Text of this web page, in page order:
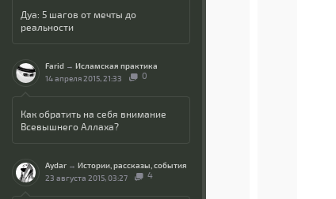
Дуа: 5 шагов от мечты до
реальности
Farid → Исламская практика
14 апреля 2015, 21:33
0
Как обратить на себя внимание
Всевышнего Аллаха?
Aydar → Истории, рассказы, события
23 августа 2015, 03:27
4